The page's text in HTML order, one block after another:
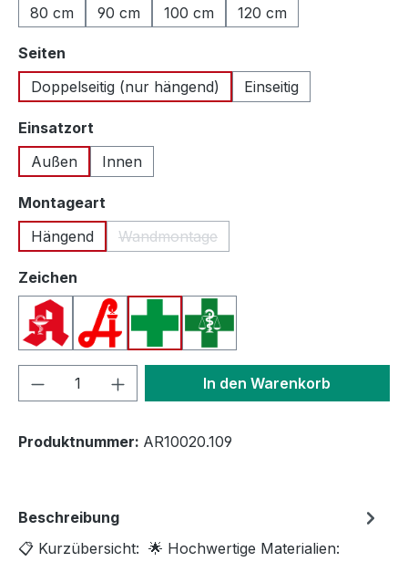
80 cm
90 cm 100 cm 120 cm
Seiten
Doppelseitig (nur hängend)
Einseitig
Einsatzort
Außen
Innen
Montageart
Hängend
Wandmontage
(Diese Option ist zurzeit nicht
Zeichen
Apotheken A (Deutschland)
Apotheken A (Österreich)
Apothekenkreuz (International)
Apothekenkreuz (Schweiz)
Produkt Anzahl: Gib denIn den Warenkorb
Produktnummer: AR10020.109
Beschreibung
📋 Kurzübersicht: 🌟 Hochwertige Materialien: